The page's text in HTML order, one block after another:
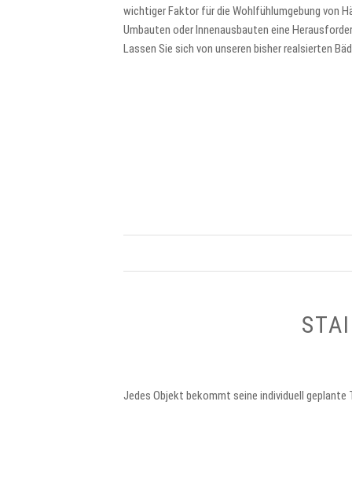
wichtiger Faktor für die Wohlfühlumgebung von
Umbauten oder Innenausbauten eine
Lassen Sie sich von unseren bisher realsierten
Jedes Objekt bekommt seine individuell geplante